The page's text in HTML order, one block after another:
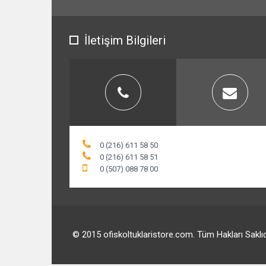
İletişim Bilgileri
0 (216) 611 58 50
0 (216) 611 58 51
0 (507) 088 78 00
© 2015 ofiskoltuklaristore.com. Tüm Hakları